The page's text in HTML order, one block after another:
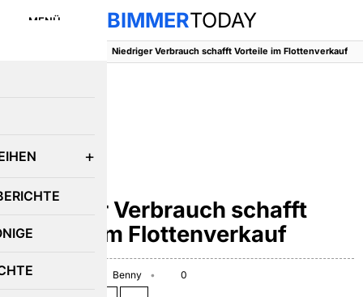
MENÜ BIMMERTODAY
Niedriger Verbrauch schafft Vorteile im Flottenverkauf
Niedriger Verbrauch schafft
Vorteile im Flottenverkauf
January 19, 2009 Benny
0